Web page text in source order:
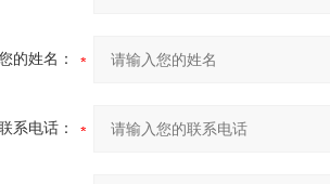
的姓名：
系电话：